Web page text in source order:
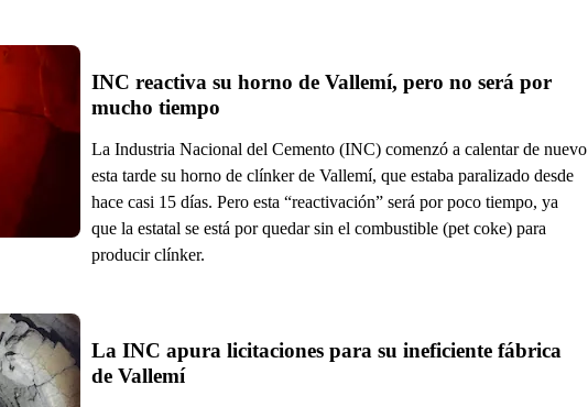
INC reactiva su horno de Vallemí, pero no será por
mucho tiempo
La Industria Nacional del Cemento (INC) comenzó a calentar de nuevo
esta tarde su horno de clínker de Vallemí, que estaba paralizado desde
hace casi 15 días. Pero esta “reactivación” será por poco tiempo, ya
que la estatal se está por quedar sin el combustible (pet coke) para
producir clínker.
La INC apura licitaciones para su ineficiente fábrica
de Vallemí